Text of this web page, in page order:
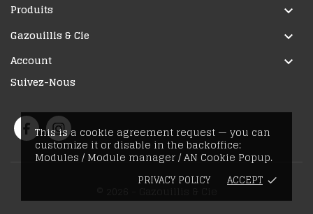
This is a cookie agreement request — you can
customize it or disable in the backoffice:
Modules / Module manager / AN Cookie Popup.
PRIVACY POLICY ACCEPT done
Produits 
Gazouillis & Cie 
Account 
Suivez-Nous